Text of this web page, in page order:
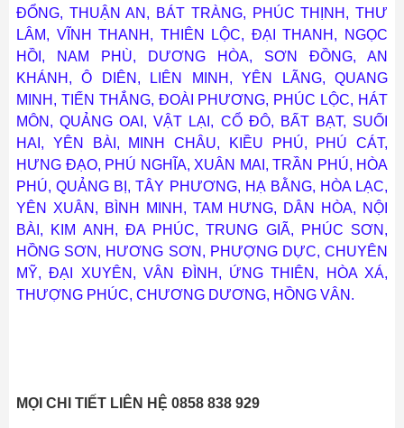
ĐỔNG, THUẬN AN, BÁT TRÀNG, PHÚC THỊNH, THƯ
LÂM, VĨNH THANH, THIÊN LỘC, ĐẠI THANH, NGỌC
HỒI, NAM PHÙ, DƯƠNG HÒA, SƠN ĐỒNG, AN
KHÁNH, Ô DIÊN, LIÊN MINH, YÊN LÃNG, QUANG
MINH, TIẾN THẮNG, ĐOÀI PHƯƠNG, PHÚC LỘC, HÁT
MÔN, QUẢNG OAI, VẬT LẠI, CỔ ĐÔ, BẤT BẠT, SUỐI
HAI, YÊN BÀI, MINH CHÂU, KIỀU PHÚ, PHÚ CÁT,
HƯNG ĐẠO, PHÚ NGHĨA, XUÂN MAI, TRẦN PHÚ, HÒA
PHÚ, QUẢNG BỊ, TÂY PHƯƠNG, HẠ BẰNG, HÒA LẠC,
YÊN XUÂN, BÌNH MINH, TAM HƯNG, DÂN HÒA, NỘI
BÀI, KIM ANH, ĐA PHÚC, TRUNG GIÃ, PHÚC SƠN,
HỒNG SƠN, HƯƠNG SƠN, PHƯỢNG DỰC, CHUYÊN
MỸ, ĐẠI XUYÊN, VÂN ĐÌNH, ỨNG THIÊN, HÒA XÁ,
THƯỢNG PHÚC, CHƯƠNG DƯƠNG, HỒNG VÂN.
MỌI CHI TIẾT LIÊN HỆ 0858 838 929